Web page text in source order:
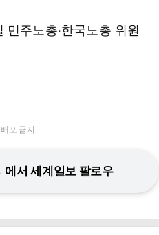
주노총·한국노총 위원
포 금지
에서 세계일보 팔로우